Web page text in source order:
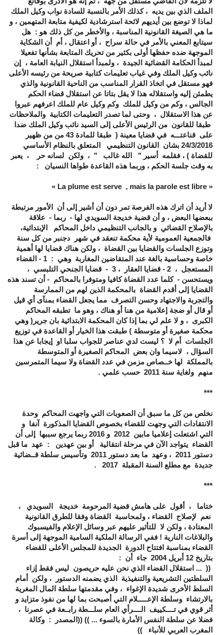
الملف الذي بين يديه ، كذلك الأمر بالنسبة للسادة نواب وكيل الملك
لماذا لا توضع بين أيديهم لائحة استرشادية لكيفية متابعة المتهمين ، و
ما هي الصيغة القانونية المناسبة ، والأخطر من كل ذلك هو : هل
سيتابع المعني بالأمر في حالة سراح ، أو اعتقال ، أم أن الشكاية
الموجهة ضده حفظها أولى بكثير من تحريك المتابعة بشأنها تفعيلا
لمبدأ الحكامة القضائية الجيدة ، ولمبدأ استقلال النيابة العامة ، إن
نائب وكيل الملك وفي غياب تعليمات كتابية صريحة من رئيسه الأعلى
فهو مستقل في اتخاذ القرار المناسب من الناحية القانونية والذي
يطمئن إليه واستقلاله هذا لا يقل بتاتا عن استقلال قضاء الحكم
الجالس ، وكم من وكيل للملك وكم وكيل عام للملك اعرفهم عبروا
عن هذا الاستقلال ، وحتى لما تصدر التعليمات الكتابية والملاحظات
طبقا للقانون من الرئيس الأعلى إلى السيد نائب وكيل الملك ضدا
على قناعتـــه في قضايا معينة ( طبقا للمادة 43 من
من ظهير
24/3/2016 بشان القانون التنظيمي المتعلق بالنظام الأساسي
للقضاة ) ، فقلمه أسير " الله غالب " ، ولكن لسانه حر ، يعبر
به وقت جلسة الحكم ، وربما هذه القاعدة طواها النسيان :
« La plume est serve , mais la parole est libre »
لا أريد أن اترك هذه الفرصة تمر دون أن أشير إلى أن الأمور مرتبطة
ببعضها البعض ، و أن قضية خديجة السويدي لها - ربما - علاقة
بالإصلاح القضائي و بالجانب التنظيمي داخل المحاكم الإبتدائية،
فالجمعية العمومية لأية محكمة تنعقد في شهر دجنبر من كل سنة
وتوزع الجلسات والقضايا بين القضاة ، ولكن هناك قضايا لها أهمية
خاصة وحساسية بالغة عند المتقاضين المغاربة وهي : 1 - القضاء
المستعجل ، 2 - قضايا العقار ، 3 - قضايا الجنحي التلبسي ،
ويستحسن - كلما عدد القضاة كافيا ومتوفرا بالمحاكم - أن تسند هذه
القضايا إلى أقدم القضاة بالمحكمة الذين لهم من الممارسة
والتجربة والاجتهاد وحسن التصرف مما يجعل القضاء بمنآى أي قيل
أو قال أو ضجة إعلامية من هنا أو هناك ، وهو ما تطبقه المحاكم
الكبرى ، و لا علم لي بما إذا كان المحكمة الابتدائية بان جرير( وهي
محكمة صغيرة أو متوسطة ) طبقت هذا الخيار أو القاعدة في توزيع
الجلسات أم لا ؟ ليست لدي عناصر للجواب سلبا او إيجابا عن هذا
السؤال ، لاسيما وان بعض المحاكم الصغيرة أو المتوسطة
بالمملكة لها خــصاص مزمن في عدد القضاة ولا سيما المتمرسين
منهم ولغاية سنة 2011 حسب علمي .
***
نخلص من كل ما سبق أن الصعوبات التي واجهت المحاكم وحدة
الانتقادات التي وجهت للقضاء بخصوص القضايا المذكورة آنفا و
التي اشتعلت إعلاميا مابين 2012 و 2016 ربما يرجع سببها إلى أن
القضاء يتواجد الآن في مرحلة انتقالية أو بين عهدين : عهد ما قبل
دستور 2011 ، وعهد ما بعد دستور 2011 وتأسيس سلطة قــضائية
جديدة مع مطلع السنة المقبلة 2017 .
***
ختاما ، أقول على هامش قضية المرحومة خديجة السويدي ،
نعم لإصلاح القضاء ، ولمحاسبة القضاة وفقا للطرق القانونية
المعتادة ، ولكن لا للتأثير عليهم عبر وسائل الإعلام والفيسبوك
والبلاغات النارية ! ففي الرسالة الملكية السامية الموجهة إلى أسرة
القضاء بمناسبة افتتاح الدورة الجديدة للمجلس الأعلى للقضاء
بتاريخ 12 أبريل 2004 جاء أن :
(( ... استقلال القضاء الذي نحن عليه حريصون ليس فقط إزاء
السلطتين التشريعية والتنفيذية الذي يضمنه الدستور ، ولكن أمام
السلط الأخرى شديدة الإغواء ، وفي مقدمتها سلطة المال المغرية
بالارتشاء وسلطة الإعـــــلام التي أصبحت بما لها من نفوذ متزايد و
أثر قوي في تــــكييف الــــرأي العام سلـــطة رابــعة في عصرنا ،
فضلا عن سلطة النفس الأمارة بالسوء ... )) ((المصدر : وكالة
المغرب العربي للأنباء ))